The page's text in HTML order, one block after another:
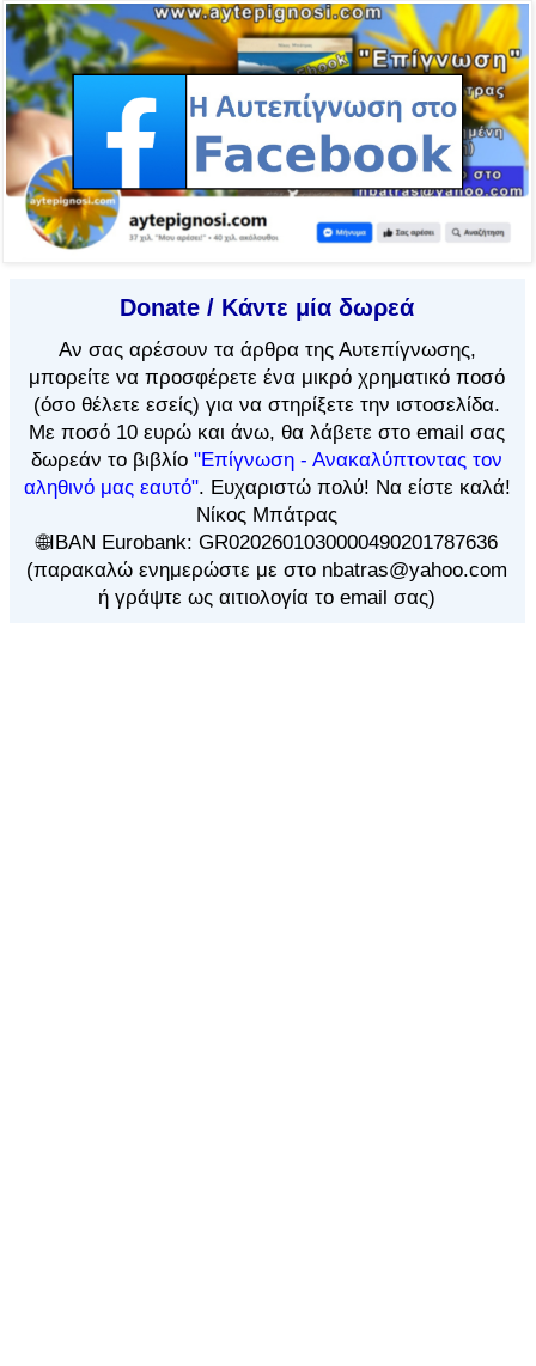
Donate / Κάντε μία δωρεά
Αν σας αρέσουν τα άρθρα της Αυτεπίγνωσης,
μπορείτε να προσφέρετε ένα μικρό χρηματικό ποσό
(όσο θέλετε εσείς) για να στηρίξετε την ιστοσελίδα.
Με ποσό 10 ευρώ και άνω, θα λάβετε στο email σας
δωρεάν το βιβλίο"Επίγνωση - Ανακαλύπτοντας τον
αληθινό μας εαυτό". Ευχαριστώ πολύ! Να είστε καλά!
Νίκος Μπάτρας
🌐IBAN Eurobank: GR0202601030000490201787636
(παρακαλώ ενημερώστε με στο nbatras@yahoo.com
ή γράψτε ως αιτιολογία το email σας)